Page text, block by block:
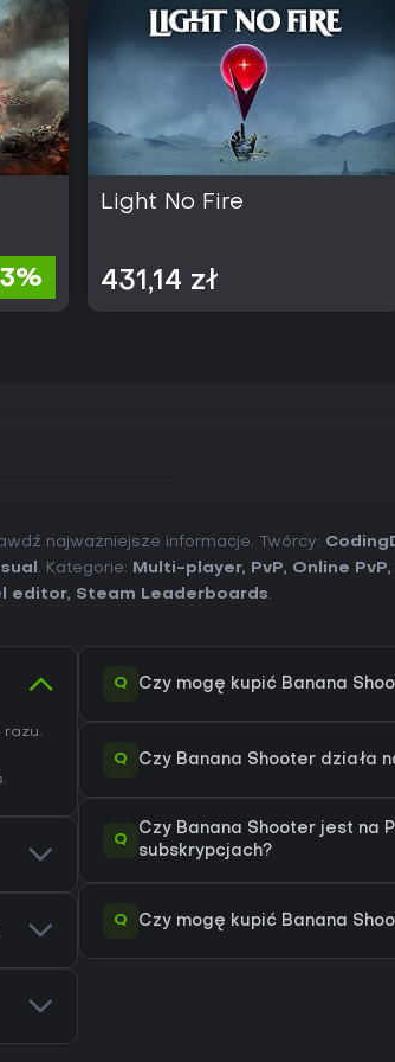
Light No Fire
431,14 zł
najważniejsze informacje. Twórcy:
. Kategorie: Multi-player, PvP, Online PvP,
editor, Steam Leaderboards.
razu.
Q Czy mogę kupić Banana
Q Czy Banana Shooter działa
Q
Czy Banana Shooter jest na
subskrypcjach?
Q Czy mogę kupić Banana